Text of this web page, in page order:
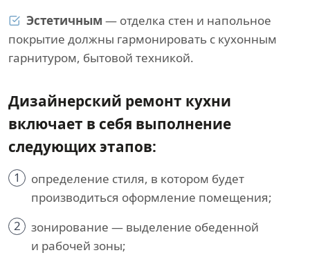
Эстетичным — отделка стен и напольное
покрытие должны гармонировать с кухонным
гарнитуром, бытовой техникой.
Дизайнерский ремонт кухни
включает в себя выполнение
следующих этапов:
1
определение стиля, в котором будет
производиться оформление помещения;
2
зонирование — выделение обеденной
и рабочей зоны;